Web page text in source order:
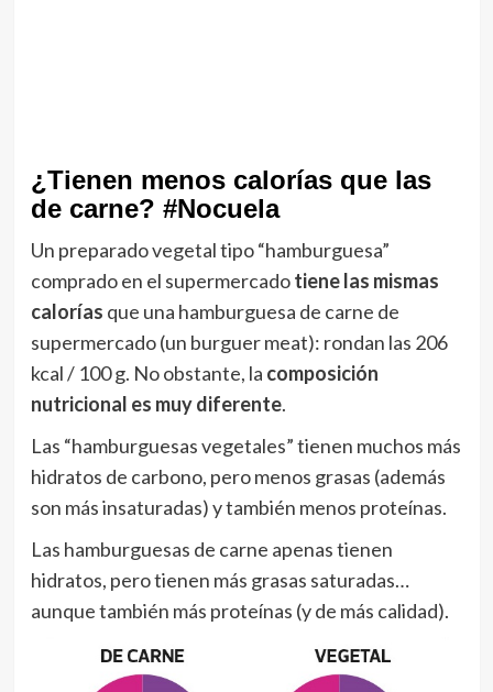
¿Tienen menos calorías que las
de carne? #Nocuela
Un preparado vegetal tipo “hamburguesa”
comprado en el supermercadotiene las mismas
calorías que una hamburguesa de carne de
supermercado (un burguer meat): rondan las 206
kcal / 100 g. No obstante, la composición
nutricional es muy diferente.
Las “hamburguesas vegetales” tienen muchos más
hidratos de carbono, pero menos grasas (además
son más insaturadas) y también menos proteínas.
Las hamburguesas de carne apenas tienen
hidratos, pero tienen más grasas saturadas…
aunque también más proteínas (y de más calidad).